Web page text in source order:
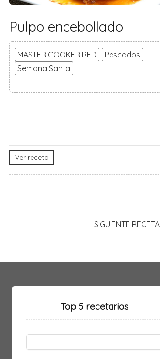
Pulpo encebollado
MASTER COOKER RED
Pescados
Semana Santa
Ver receta
SIGUIENTE RECETA
Top 5 recetarios